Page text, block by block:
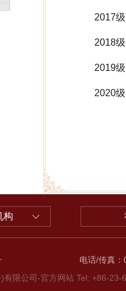
2017
2018
2019
2020
构
电话/传真
有限公司-官方网站 Tel: +86-23-